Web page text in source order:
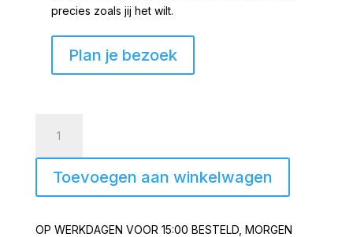
precies zoals jij het wilt.
Plan je bezoek
gaas
brons
28x28x51
aantal
Toevoegen aan winkelwagen
OP WERKDAGEN VOOR 15:00 BESTELD, MORGEN